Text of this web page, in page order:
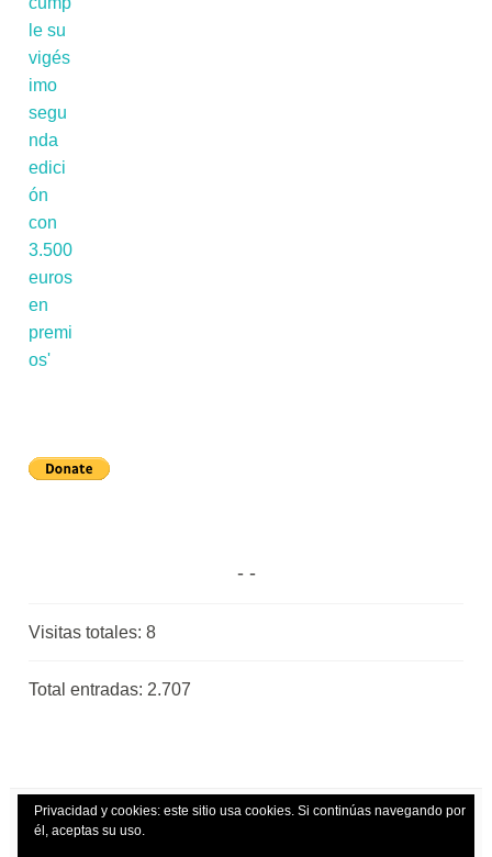
Visitas totales:8
Total entradas: 2.707
Privacidad y cookies: este sitio usa cookies. Si continúas navegando por
él, aceptas su uso.